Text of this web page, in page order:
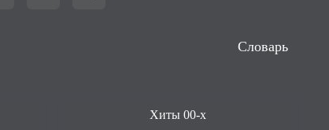
Словарь
Хиты 00-х